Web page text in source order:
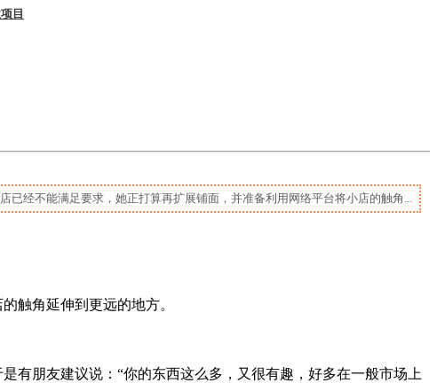
目
经不能满足要求，她正打算再扩展铺面，并准备利用网络平台将小店的触角...
触角延伸到更远的地方。
有朋友建议说：“你的东西这么多，又很有趣，好多在一般市场上